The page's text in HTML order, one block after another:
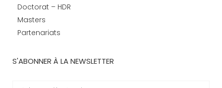
Doctorat – HDR
Masters
Partenariats
S'ABONNER À LA NEWSLETTER